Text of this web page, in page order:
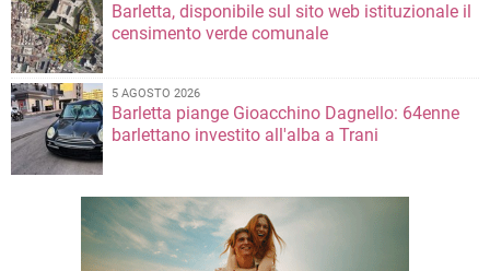
Barletta, disponibile sul sito web istituzionale il
censimento verde comunale
5 AGOSTO 2026
Barletta piange Gioacchino Dagnello: 64enne
barlettano investito all'alba a Trani